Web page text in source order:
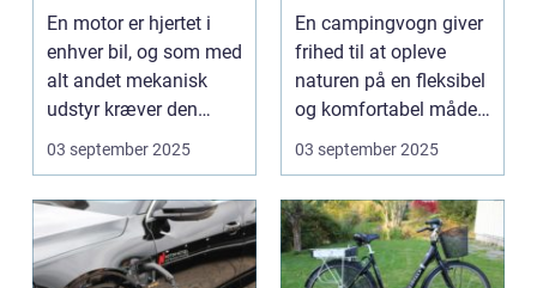
En motor er hjertet i
enhver bil, og som med
alt andet mekanisk
udstyr kræver den
omsorg for a...
03 september 2025
En campingvogn giver
frihed til at opleve
naturen på en fleksibel
og komfortabel måde.
03 september 2025